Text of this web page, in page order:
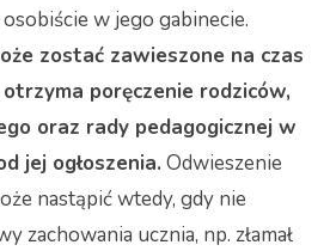
w jego gabinecie.
zostać zawieszone na czas
poręczenie rodziców,
oraz rady pedagogicznej w
jej ogłoszenia. Odwieszenie
nastąpić wtedy, gdy nie
zachowania ucznia, np. złamał